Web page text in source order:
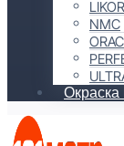
NMC
Окраска